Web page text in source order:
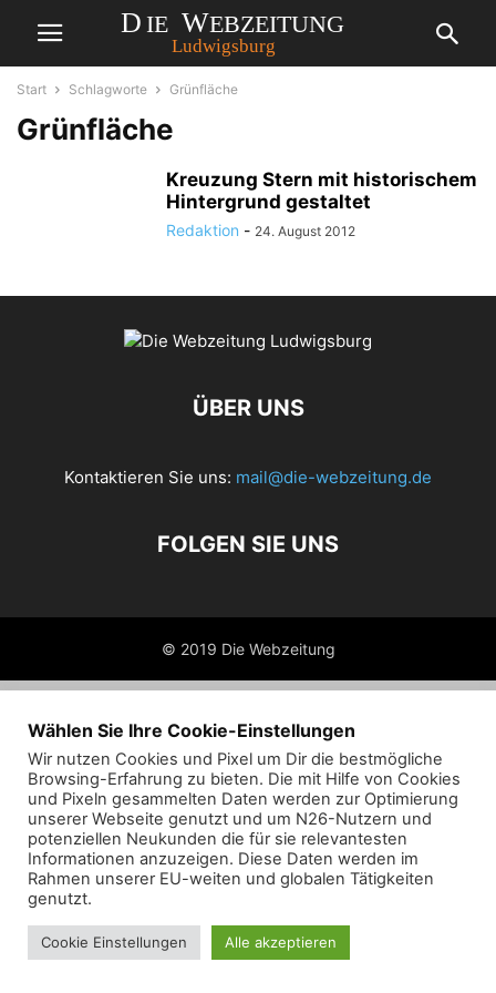
Start Schlagworte Grünfläche
Grünfläche
Kreuzung Stern mit historischem
Hintergrund gestaltet
Redaktion - 24. August 2012
ÜBER UNS
Kontaktieren Sie uns: mail@die-webzeitung.de
FOLGEN SIE UNS
© 2019 Die Webzeitung
Wählen Sie Ihre Cookie-Einstellungen
Wir nutzen Cookies und Pixel um Dir die bestmögliche
Browsing-Erfahrung zu bieten. Die mit Hilfe von Cookies
und Pixeln gesammelten Daten werden zur Optimierung
unserer Webseite genutzt und um N26-Nutzern und
potenziellen Neukunden die für sie relevantesten
Informationen anzuzeigen. Diese Daten werden im
Rahmen unserer EU-weiten und globalen Tätigkeiten
genutzt.
Cookie Einstellungen Alle akzeptieren